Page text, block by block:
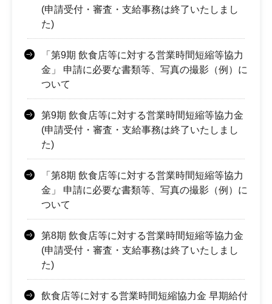
(申請受付・審査・支給事務は終了いたしまし
た)
「第9期 飲食店等に対する営業時間短縮等協力
金」 申請に必要な書類等、写真の撮影（例）に
ついて
第9期 飲食店等に対する営業時間短縮等協力金
(申請受付・審査・支給事務は終了いたしまし
た)
「第8期 飲食店等に対する営業時間短縮等協力
金」 申請に必要な書類等、写真の撮影（例）に
ついて
第8期 飲食店等に対する営業時間短縮等協力金
(申請受付・審査・支給事務は終了いたしまし
た)
飲食店等に対する営業時間短縮協力金 早期給付